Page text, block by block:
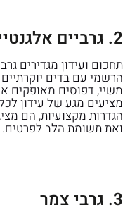
2. גרביים אלגנטיים
תחכום ועידון מגדירים
הרשמי עם בדים
משיי, דפוסים מאופקים
מציעים מגע של עידון
הגדרות מקצועיות, הם
ואת תשומת הלב לפרטים.
3. גרבי צמר